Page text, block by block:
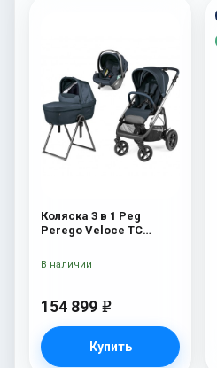
Коляска 3 в 1 Peg
Perego Veloce TC
New
154 899 e
Купить
В наличии